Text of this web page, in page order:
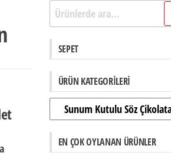
Ara:
SEPET
ÜRÜN KATEGORILERI
EN ÇOK OYLANAN ÜRÜNLER